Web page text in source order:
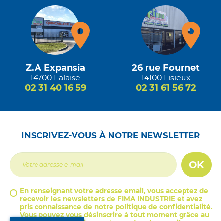
Z.A Expansia
14700 Falaise
02 31 40 16 59
26 rue Fournet
14100 Lisieux
02 31 61 56 72
INSCRIVEZ-VOUS À NOTRE NEWSLETTER
OK
En renseignant votre adresse email, vous acceptez de
recevoir les newsletters de FIMA INDUSTRIE et avez
pris connaissance de notre politique de confidentialité.
Vous pouvez vous désinscrire à tout moment grâce au